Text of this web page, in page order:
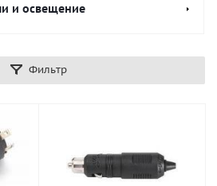
и освещение
Фильтр